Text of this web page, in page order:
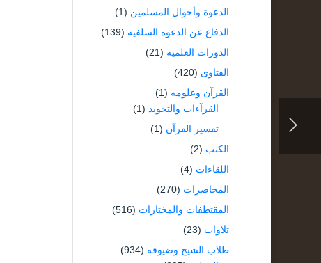
الدعوة وأحوال المسلمين (1)
الدفاع عن الدعوة السلفية (139)
الدورات العلمية (21)
الفتاوى (420)
القرآن وعلومه (1)
القرآءات والتجويد (1)
تفسير القرآن (1)
الكتب (2)
اللقاءات (4)
المحاضرات (270)
المقتطفات والمختارات (516)
تلاوات (23)
طلاب الشيخ وضيوفه (934)